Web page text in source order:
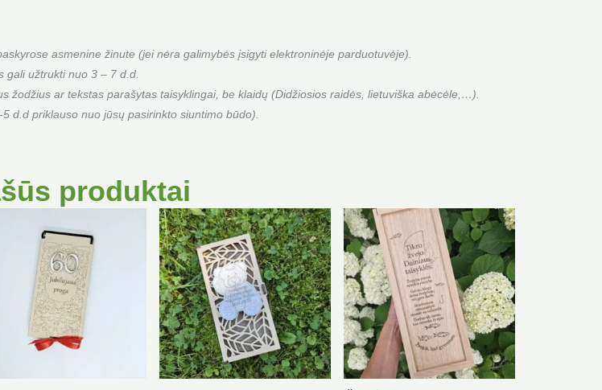
asmenine žinute (jei nėra galimybės įsigyti elektroninėje parduotuvėje).
gali užtrukti nuo 3 – 7 d.d.
žodžius ar tekstas parašytas taisyklingai, be klaidų (Didžiosios raidės, lietuviška abėcėle,…).
d.d priklauso nuo jūsų pasirinkto siuntimo būdo).
produktai
range:
€5.90
through
€8.50
Price
range:
€7.00
through
€8.00
This
product
has
multiple
variants.
The
options
may
be